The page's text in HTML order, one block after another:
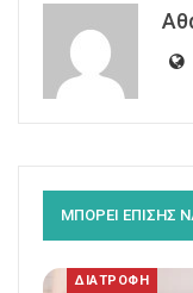
ΜΠΟΡΕΙ ΕΠΙΣΗΣ
ΔΙΑΤΡΟΦΗ